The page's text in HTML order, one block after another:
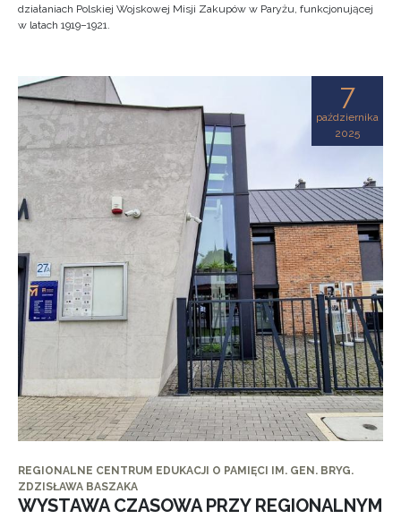
działaniach Polskiej Wojskowej Misji Zakupów w Paryżu, funkcjonującej
w latach 1919–1921.
7
października
2025
REGIONALNE CENTRUM EDUKACJI O PAMIĘCI IM. GEN. BRYG.
ZDZISŁAWA BASZAKA
WYSTAWA CZASOWA PRZY REGIONALNYM